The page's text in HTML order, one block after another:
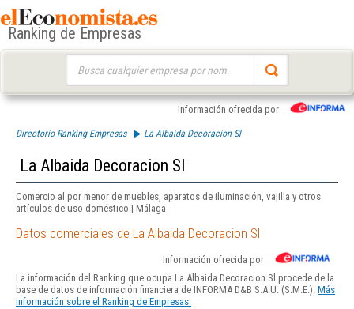
Ranking de Empresas
Información ofrecida por
Directorio Ranking Empresas La Albaida Decoracion Sl
La Albaida Decoracion Sl
Comercio al por menor de muebles, aparatos de iluminación, vajilla y otros
artículos de uso doméstico | Málaga
Datos comerciales de La Albaida Decoracion Sl
Información ofrecida por
La información del Ranking que ocupa La Albaida Decoracion Sl procede de la
base de datos de información financiera de INFORMA D&B S.A.U. (S.M.E.). Más
información sobre el Ranking de Empresas.